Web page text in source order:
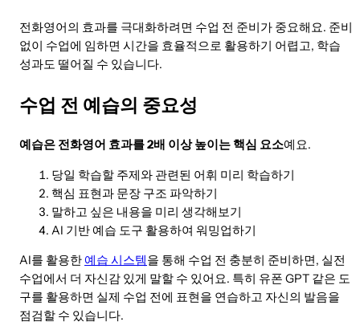
전화영어의 효과를 극대화하려면 수업 전 준비가 중요해요. 준비
없이 수업에 임하면 시간을 효율적으로 활용하기 어렵고, 학습
성과도 떨어질 수 있습니다.
수업 전 예습의 중요성
예습은 전화영어 효과를 2배 이상 높이는 핵심 요소예요.
당일 학습할 주제와 관련된 어휘 미리 학습하기
핵심 표현과 문장 구조 파악하기
말하고 싶은 내용을 미리 생각해보기
AI 기반 예습 도구 활용하여 워밍업하기
AI를 활용한예습 시스템을 통해 수업 전 충분히 준비하면, 실전
수업에서 더 자신감 있게 말할 수 있어요. 특히 유폰 GPT 같은 도
구를 활용하면 실제 수업 전에 표현을 연습하고 자신의 발음을
점검할 수 있습니다.